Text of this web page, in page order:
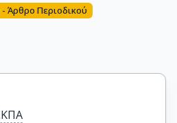
Άρθρο Περιοδικού